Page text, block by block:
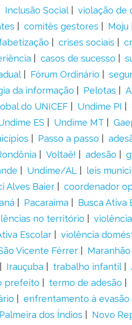
Inclusão Social
violação de
comitês gestores
Moju
crises sociais
casos de sucesso
Fórum Ordinário
da informação Pelotas
do UNICEF Undime PI
ES Undime MT
Passo a passo
Voltaê! adesão
Undime/AL leis
Alves Baier coordenador
Pacaraima Busca Ativa
no território violência
Escolar
violência
Vicente Férrer Maranhão
Irauçuba trabalho infantil
prefeito termo de adesão
enfrentamento à evasão
Palmeira dos Índios Novo